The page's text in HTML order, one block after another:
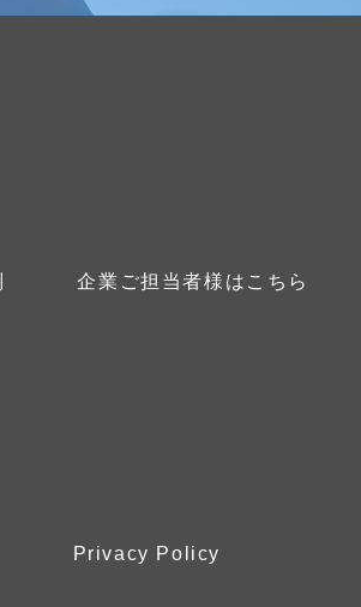
企業ご担当者様はこちら
Privacy Policy